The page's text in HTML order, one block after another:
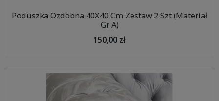
Poduszka Ozdobna 40X40 Cm Zestaw 2 Szt (Materiał
Gr A)
150,00 zł